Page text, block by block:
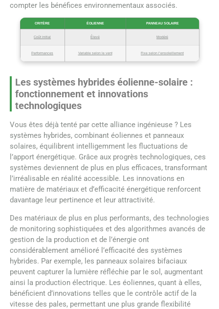
compter les bénéfices environnementaux associés.
CRITÈRE ÉOLIENNE PANNEAU SOLAIRE
Coût initial Élevé Modéré
Performances Variable selon le vent Fixe selon l’ensoleillement
Les systèmes hybrides éolienne-solaire :
fonctionnement et innovations
technologiques
Vous êtes déjà tenté par cette alliance ingénieuse ? Les
systèmes hybrides, combinant éoliennes et panneaux
solaires, équilibrent intelligemment les fluctuations de
l’apport énergétique. Grâce aux progrès technologiques, ces
systèmes deviennent de plus en plus efficaces, transformant
l’irréalisable en réalité accessible. Les innovations en
matière de matériaux et d’efficacité énergétique renforcent
davantage leur pertinence et leur attractivité.
Des matériaux de plus en plus performants, des technologies
de monitoring sophistiquées et des algorithmes avancés de
gestion de la production et de l’énergie ont
considérablement amélioré l’efficacité des systèmes
hybrides. Par exemple, les panneaux solaires bifaciaux
peuvent capturer la lumière réfléchie par le sol, augmentant
ainsi la production électrique. Les éoliennes, quant à elles,
bénéficient d’innovations telles que le contrôle actif de la
vitesse des pales, permettant une plus grande flexibilité